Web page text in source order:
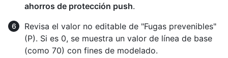
ahorros de protección push.
Revisa el valor no editable de "Fugas prevenibles"
(P). Si es 0, se muestra un valor de línea de base
(como 70) con fines de modelado.